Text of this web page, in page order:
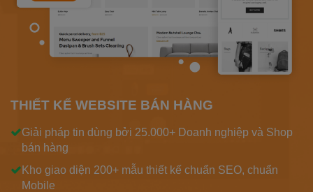
THIẾT KẾ WEBSITE BÁN HÀNG
Giải pháp tin dùng bởi 25.000+ Doanh nghiệp và Shop
bán hàng
Kho giao diện 200+ mẫu thiết kế chuẩn SEO, chuẩn
Mobile